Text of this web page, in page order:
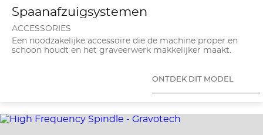
Spaanafzuigsystemen
ACCESSORIES
Een noodzakelijke accessoire die de machine proper en
schoon houdt en het graveerwerk makkelijker maakt.
ONTDEK DIT MODEL